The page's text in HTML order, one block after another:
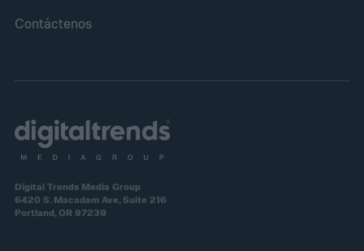
Contáctenos
Digital Trends Media Group
6420 S. Macadam Ave, Suite 216
Portland, OR 97239